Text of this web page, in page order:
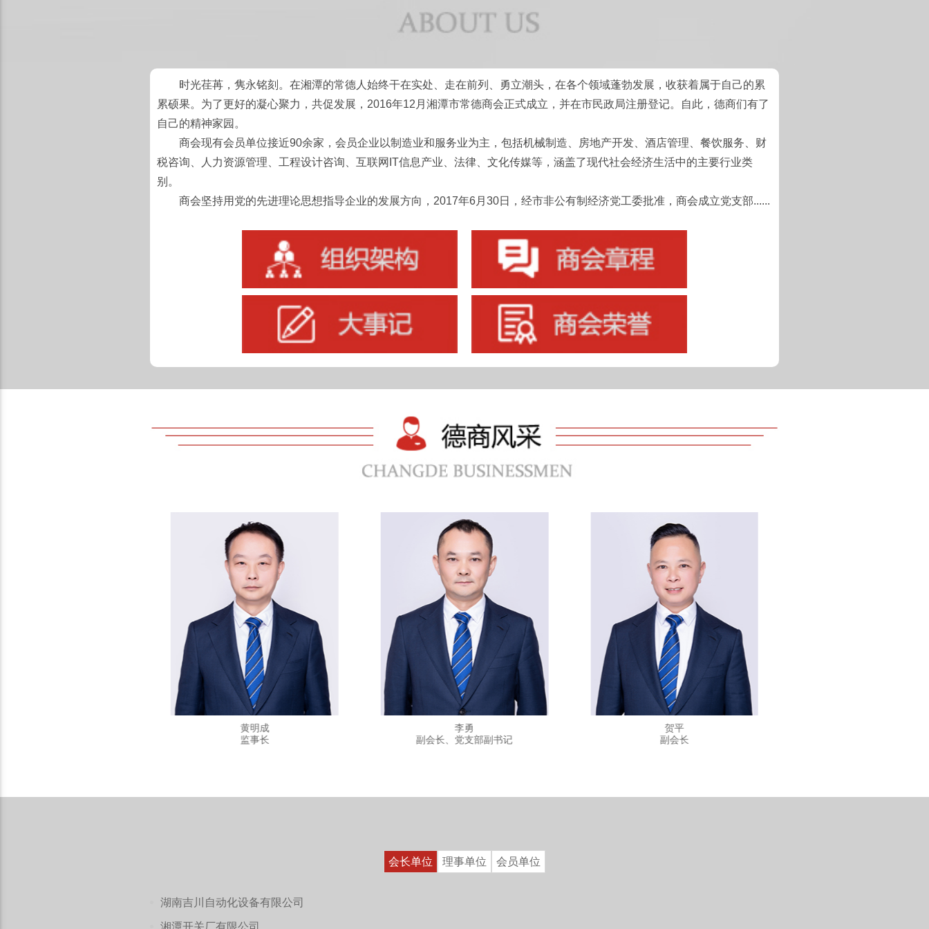
时光荏苒，隽永铭刻。在湘潭的常德人始终干在实处、走在前列、勇立潮头，在各个领域蓬勃发展，收获着属于自己的累
累硕果。为了更好的凝心聚力，共促发展，2016年12月湘潭市常德商会正式成立，并在市民政局注册登记。自此，德商们有了
自己的精神家园。
商会现有会员单位接近90余家，会员企业以制造业和服务业为主，包括机械制造、房地产开发、酒店管理、餐饮服务、财
税咨询、人力资源管理、工程设计咨询、互联网IT信息产业、法律、文化传媒等，涵盖了现代社会经济生活中的主要行业类
别。
商会坚持用党的先进理论思想指导企业的发展方向，2017年6月30日，经市非公有制经济党工委批准，商会成立党支部......
黄明成
监事长
李勇
副会长、党支部副书记
贺平
副会长
会长单位 理事单位 会员单位
湖南吉川自动化设备有限公司
湘潭开关厂有限公司